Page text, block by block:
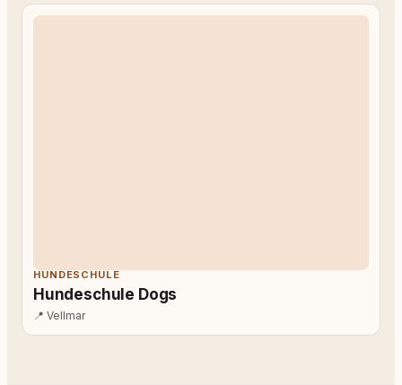
HUNDESCHULE
Hundeschule Dogs
📍 Vellmar